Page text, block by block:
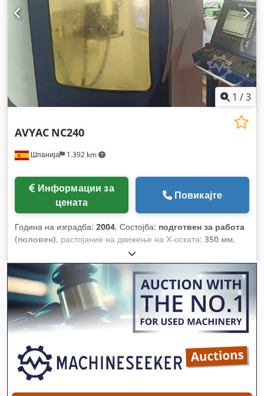
1 /3
Шпанија 1.392 km
AVYAC NC240
цената
Повикајте
Година на изградба: 2004, Состојба: подготвен за работа
(половен), растојание на движење на Х-оската: 350 мм,
300 мм, растојание на движење Z-
оска:200 мм, произведувач на контролери:SIEMENS,
модел на контролер:
Sinumerik 810D Powerline, вкупна
тежина:1.800 кг, вкупна ширина:1.800 мм, вкупна висина:
2.000 мм, моќност на моторот на вретено:4.000 W,
максимална должина на производот:
1.800 мм , максимална
брзина на вретеното:8.000 обр/мин , број на оски:2,